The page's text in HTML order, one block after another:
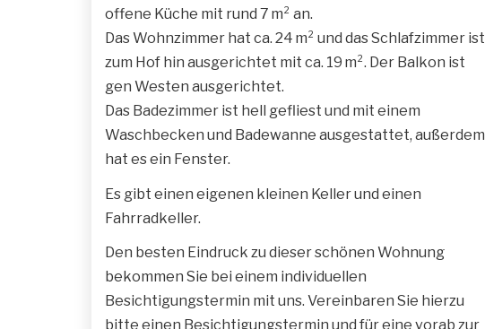
offene Küche mit rund 7 m² an.
Das Wohnzimmer hat ca. 24 m² und das Schlafzimmer ist
zum Hof hin ausgerichtet mit ca. 19 m². Der Balkon ist
gen Westen ausgerichtet.
Das Badezimmer ist hell gefliest und mit einem
Waschbecken und Badewanne ausgestattet, außerdem
hat es ein Fenster.
Es gibt einen eigenen kleinen Keller und einen
Fahrradkeller.
Den besten Eindruck zu dieser schönen Wohnung
bekommen Sie bei einem individuellen
Besichtigungstermin mit uns. Vereinbaren Sie hierzu
bitte einen Besichtigungstermin und für eine vorab zur